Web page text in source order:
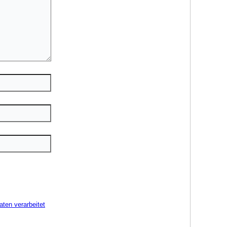
verarbeitet